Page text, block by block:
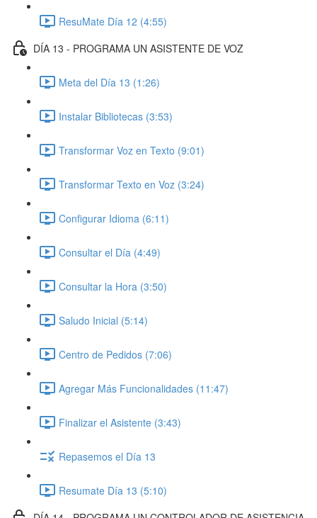
ResuMate Día 12 (4:55)
DÍA 13 - PROGRAMA UN ASISTENTE DE VOZ
Meta del Día 13 (1:26)
Instalar Bibliotecas (3:53)
Transformar Voz en Texto (9:01)
Transformar Texto en Voz (3:24)
Configurar Idioma (6:11)
Consultar el Día (4:49)
Consultar la Hora (3:50)
Saludo Inicial (5:14)
Centro de Pedidos (7:06)
Agregar Más Funcionalidades (11:47)
Finalizar el Asistente (3:43)
Repasemos el Día 13
Resumate Día 13 (5:10)